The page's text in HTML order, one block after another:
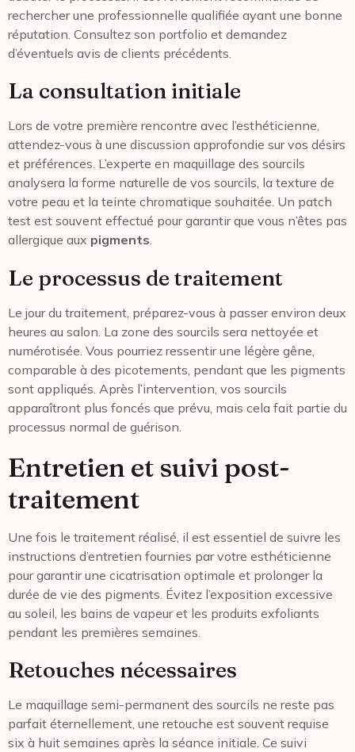
rechercher une professionnelle qualifiée ayant une bonne
réputation. Consultez son portfolio et demandez
d’éventuels avis de clients précédents.
La consultation initiale
Lors de votre première rencontre avec l’esthéticienne,
attendez-vous à une discussion approfondie sur vos désirs
et préférences. L’experte en maquillage des sourcils
analysera la forme naturelle de vos sourcils, la texture de
votre peau et la teinte chromatique souhaitée. Un patch
test est souvent effectué pour garantir que vous n’êtes pas
allergique aux pigments.
Le processus de traitement
Le jour du traitement, préparez-vous à passer environ deux
heures au salon. La zone des sourcils sera nettoyée et
numérotisée. Vous pourriez ressentir une légère gêne,
comparable à des picotements, pendant que les pigments
sont appliqués. Après l’intervention, vos sourcils
apparaîtront plus foncés que prévu, mais cela fait partie du
processus normal de guérison.
Entretien et suivi post-
traitement
Une fois le traitement réalisé, il est essentiel de suivre les
instructions d’entretien fournies par votre esthéticienne
pour garantir une cicatrisation optimale et prolonger la
durée de vie des pigments. Évitez l’exposition excessive
au soleil, les bains de vapeur et les produits exfoliants
pendant les premières semaines.
Retouches nécessaires
Le maquillage semi-permanent des sourcils ne reste pas
parfait éternellement, une retouche est souvent requise
six à huit semaines après la séance initiale. Ce suivi